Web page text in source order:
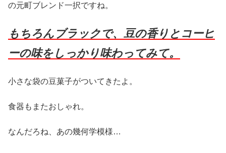
の元町ブレンド一択ですね。
もちろんブラックで、豆の香りとコーヒ
ーの味をしっかり味わってみて。
小さな袋の豆菓子がついてきたよ。
食器もまたおしゃれ。
なんだろね、あの幾何学模様…